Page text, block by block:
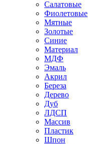
Салатовые
Фиолетовые
Мятные
Золотые
Синие
Материал
МДФ
Эмаль
Акрил
Береза
Дерево
Дуб
ЛДСП
Массив
Пластик
Шпон